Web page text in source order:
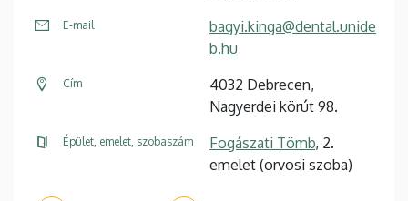
E-mail
bagyi.kinga@dental.unide
b.hu
Cím
4032 Debrecen,
Nagyerdei körút 98.
Épület, emelet, szobaszám Fogászati Tömb, 2.
emelet (orvosi szoba)